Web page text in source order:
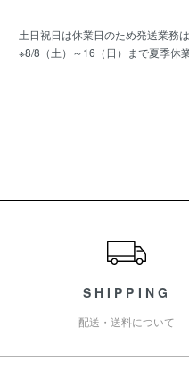
土日祝日は休業日のため発送業務
※8/8（土）～16（日）まで夏季休
SHIPPING
配送・送料について